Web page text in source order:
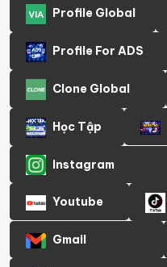
Profile Global
Profile For ADS
Clone Global
Học Tập
Instagram
Youtube
Gmail